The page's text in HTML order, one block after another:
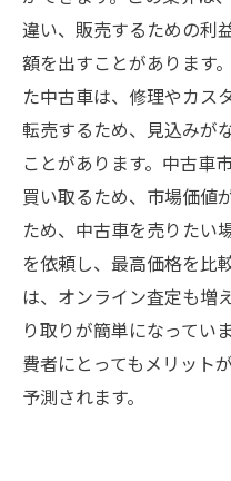
違い、販売するための利
額を出すことがあります
た中古車は、修理やカス
転売するため、見込みが
ことがあります。中古車
買い取るため、市場価値
ため、中古車を売りたい
を依頼し、最高価格を比
は、オンライン査定も増
り取りが簡単になってい
費者にとってもメリット
予測されます。